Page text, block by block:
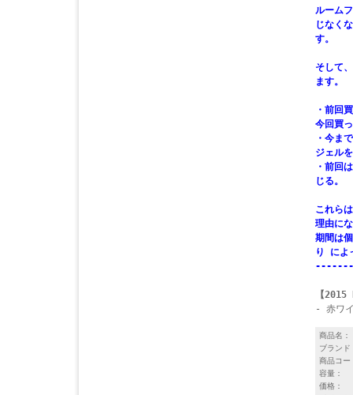
ルーム
じなく
す。
そして
ます。
・前回
今回買
・今ま
ジェル
・前回
じる。
これら
理由に
期間は
り によ
【2015
- 赤ワ
商品名：
ブランド
商品コー
容量：
価格：